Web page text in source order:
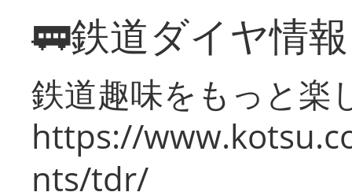
🚃鉄道ダイヤ情
鉄道趣味をもっと楽
https://
nts/tdr/